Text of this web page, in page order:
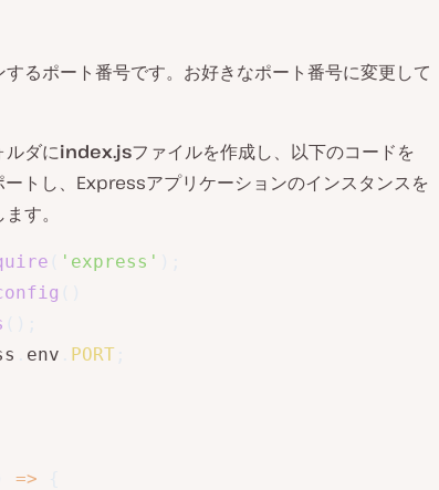
るポート番号です。お好きなポート番号に変更して
ルダにindex.jsファイルを作成し、以下のコードを
トし、Expressアプリケーションのインスタンスを
す。
'express'
env PORT
=>